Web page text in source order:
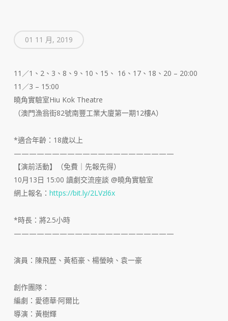
01 11 月, 2019
11／1、2、3、8、9、10、15、 16、17、18、20 – 20:00
11／3 – 15:00
曉角實驗室Hiu Kok Theatre
（澳門漁翁街82號南豐工業大廈第一期12樓A）
*適合年齡：18歲以上
—————————————————————
【演前活動】（免費｜先報先得）
10月13日 15:00 讀劇交流座談 @曉角實驗室
網上報名： https://bit.ly/2LVzl6x
*時長：將2.5小時
—————————————————————
演員：陳飛歷、黃栢豪、楊螢映、袁一豪
創作團隊：
編劇：愛德華·阿爾比
導演：黃樹輝